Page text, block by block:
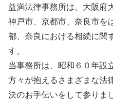
益満法律事務所は、大阪府
神戸市、京都市、奈良市を
都、奈良における相続に関
す。
当事務所は、昭和６０年設
方々が抱えるさまざまな法
決のお手伝いをして参りま